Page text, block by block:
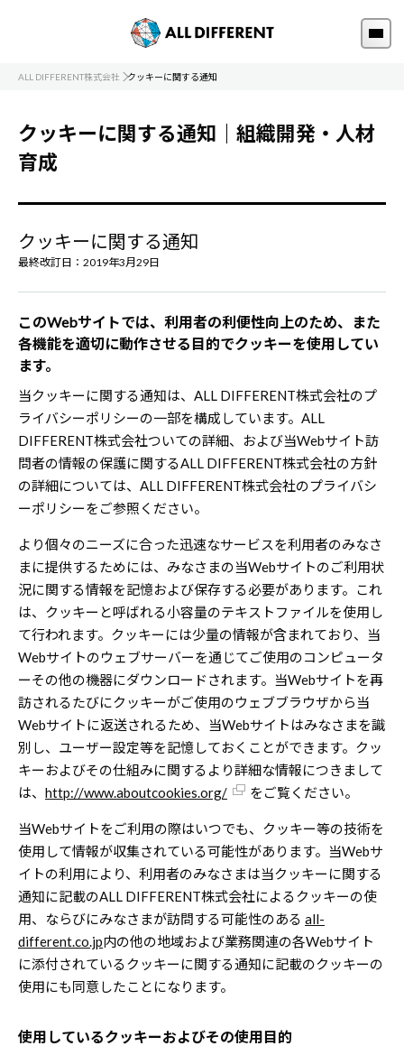
ALL DIFFERENT株式会社 クッキーに関する通知
クッキーに関する通知｜組織開発・人材
育成
クッキーに関する通知
最終改訂日：2019年3月29日
このWebサイトでは、利用者の利便性向上のため、また
各機能を適切に動作させる目的でクッキーを使用してい
ます。
当クッキーに関する通知は、ALL DIFFERENT株式会社のプ
ライバシーポリシーの一部を構成しています。ALL
DIFFERENT株式会社ついての詳細、および当Webサイト訪
問者の情報の保護に関するALL DIFFERENT株式会社の方針
の詳細については、ALL DIFFERENT株式会社のプライバシ
ーポリシーをご参照ください。
より個々のニーズに合った迅速なサービスを利用者のみなさ
まに提供するためには、みなさまの当Webサイトのご利用状
況に関する情報を記憶および保存する必要があります。これ
は、クッキーと呼ばれる小容量のテキストファイルを使用し
て行われます。クッキーには少量の情報が含まれており、当
Webサイトのウェブサーバーを通じてご使用のコンピュータ
ーその他の機器にダウンロードされます。当Webサイトを再
訪されるたびにクッキーがご使用のウェブブラウザから当
Webサイトに返送されるため、当Webサイトはみなさまを識
別し、ユーザー設定等を記憶しておくことができます。クッ
キーおよびその仕組みに関するより詳細な情報につきまして
は、 http://www.aboutcookies.org/ をご覧ください。
当Webサイトをご利用の際はいつでも、クッキー等の技術を
使用して情報が収集されている可能性があります。当Webサ
イトの利用により、利用者のみなさまは当クッキーに関する
通知に記載のALL DIFFERENT株式会社によるクッキーの使
用、ならびにみなさまが訪問する可能性のある all-
different.co.jp内の他の地域および業務関連の各Webサイト
に添付されているクッキーに関する通知に記載のクッキーの
使用にも同意したことになります。
使用しているクッキーおよびその使用目的